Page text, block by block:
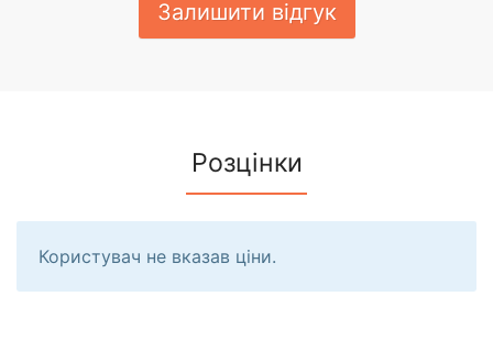
Залишити відгук
Розцінки
Користувач не вказав ціни.